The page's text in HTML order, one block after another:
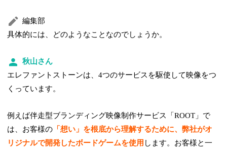
編集部
具体的には、どのようなことなのでしょうか。
秋山さん
エレファントストーンは、4つのサービスを駆使して映像をつ
くっています。
例えば伴走型ブランディング映像制作サービス「ROOT」で
は、お客様の 「想い」を根底から理解するために、弊社がオ
リジナルで開発したボードゲームを使用 します。お客様と一